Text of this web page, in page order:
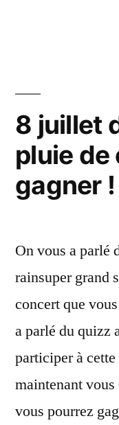
8 juillet
pluie de
gagner !
On vous a parlé
rainsuper grand
concert que
a parlé du quizz
participer à
maintenant
vous pourrez